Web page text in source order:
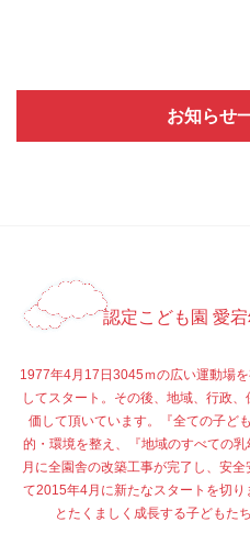
お知らせ
認定こども園 愛
1977年4月17日3045ｍの広い運動場
してスタート。その後、地域、行政
価して頂いています。『全ての子ど
的・環境を整え、『地域のすべての
月に全園舎の改築工事が完了し、安
て2015年4月に新たなスタートを切
とたくましく成長する子どもた